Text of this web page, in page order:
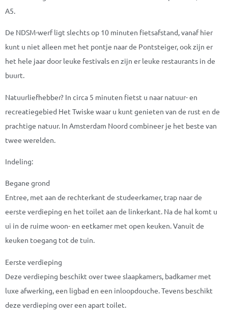
A5.
De NDSM-werf ligt slechts op 10 minuten fietsafstand, vanaf hier
kunt u niet alleen met het pontje naar de Pontsteiger, ook zijn er
het hele jaar door leuke festivals en zijn er leuke restaurants in de
buurt.
Natuurliefhebber? In circa 5 minuten fietst u naar natuur- en
recreatiegebied Het Twiske waar u kunt genieten van de rust en de
prachtige natuur. In Amsterdam Noord combineer je het beste van
twee werelden.
Indeling:
Begane grond
Entree, met aan de rechterkant de studeerkamer, trap naar de
eerste verdieping en het toilet aan de linkerkant. Na de hal komt u
ui in de ruime woon- en eetkamer met open keuken. Vanuit de
keuken toegang tot de tuin.
Eerste verdieping
Deze verdieping beschikt over twee slaapkamers, badkamer met
luxe afwerking, een ligbad en een inloopdouche. Tevens beschikt
deze verdieping over een apart toilet.